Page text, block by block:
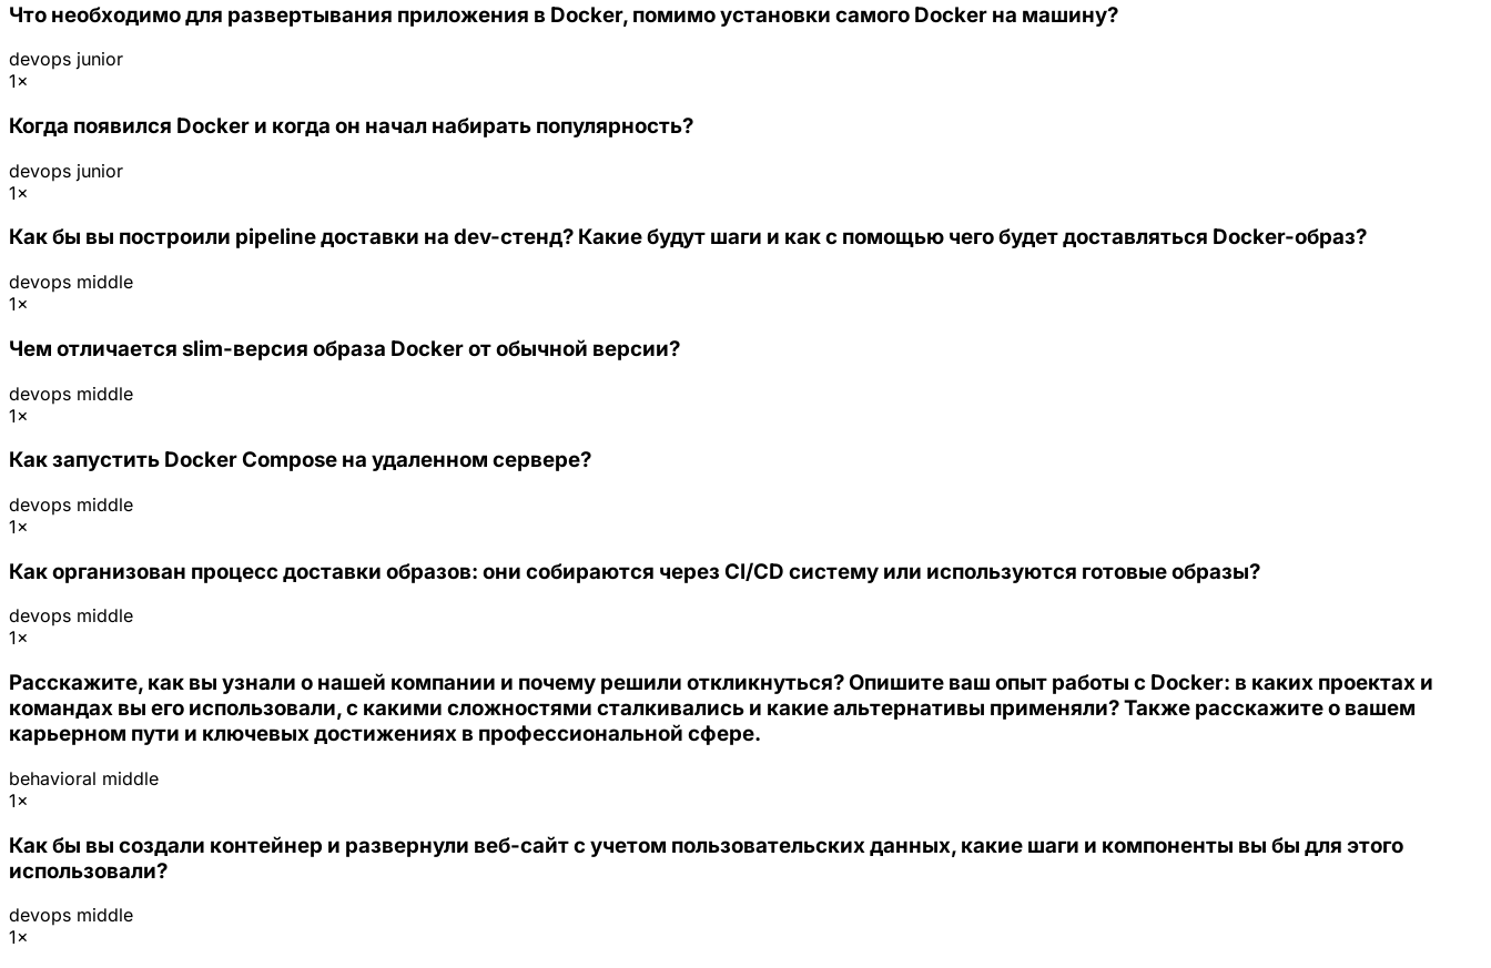
Что необходимо для развертывания приложения в Docker, помимо установки самого Docker на машину?
devops junior
1×
Когда появился Docker и когда он начал набирать популярность?
devops junior
1×
Как бы вы построили pipeline доставки на dev-стенд? Какие будут шаги и как с помощью чего будет доставляться Docker-образ?
devops middle
1×
Чем отличается slim-версия образа Docker от обычной версии?
devops middle
1×
Как запустить Docker Compose на удаленном сервере?
devops middle
1×
Как организован процесс доставки образов: они собираются через CI/CD систему или используются готовые образы?
devops middle
1×
Расскажите, как вы узнали о нашей компании и почему решили откликнуться? Опишите ваш опыт работы с Docker: в каких проектах и
командах вы его использовали, с какими сложностями сталкивались и какие альтернативы применяли? Также расскажите о вашем
карьерном пути и ключевых достижениях в профессиональной сфере.
behavioral middle
1×
Как бы вы создали контейнер и развернули веб-сайт с учетом пользовательских данных, какие шаги и компоненты вы бы для этого
использовали?
devops middle
1×